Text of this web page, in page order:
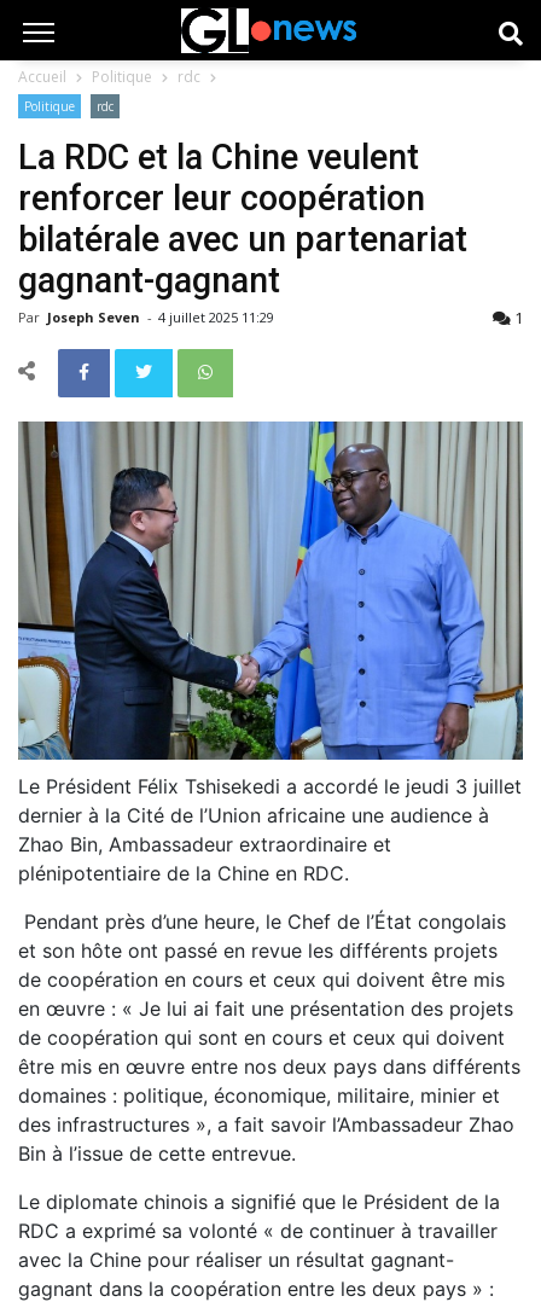
Accueil Politique rdc
Politique rdc
La RDC et la Chine veulent
renforcer leur coopération
bilatérale avec un partenariat
gagnant-gagnant
Par Joseph Seven - 4 juillet 2025 11:29 1
Le Président Félix Tshisekedi a accordé le jeudi 3 juillet
dernier à la Cité de l’Union africaine une audience à
Zhao Bin, Ambassadeur extraordinaire et
plénipotentiaire de la Chine en RDC.
Pendant près d’une heure, le Chef de l’État congolais
et son hôte ont passé en revue les différents projets
de coopération en cours et ceux qui doivent être mis
en œuvre : « Je lui ai fait une présentation des projets
de coopération qui sont en cours et ceux qui doivent
être mis en œuvre entre nos deux pays dans différents
domaines : politique, économique, militaire, minier et
des infrastructures », a fait savoir l’Ambassadeur Zhao
Bin à l’issue de cette entrevue.
Le diplomate chinois a signifié que le Président de la
RDC a exprimé sa volonté « de continuer à travailler
avec la Chine pour réaliser un résultat gagnant-
gagnant dans la coopération entre les deux pays » :